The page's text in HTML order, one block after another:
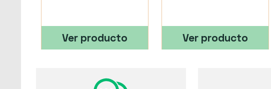
Ver producto Ver producto